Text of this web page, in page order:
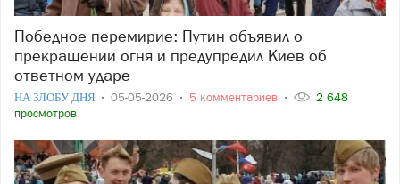
Победное перемирие: Путин объявил о
прекращении огня и предупредил Киев об
ответном ударе
НА ЗЛОБУ ДНЯ 05-05-2026 5 комментариев
2 648
просмотров